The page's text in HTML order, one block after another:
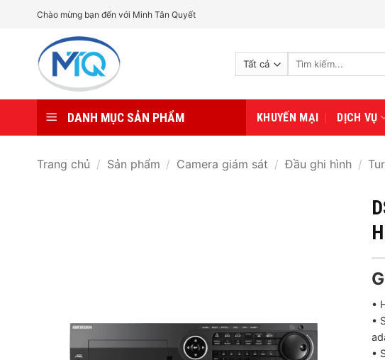
Chào mừng bạn đến với Minh Tân Quyết
Tìm
DANH MỤC SẢN PHẨM KHUYẾN MẠI DỊCH VỤ
Trang chủ / Sản phẩm / Camera giám sát / Đầu ghi hình /
•
•
•